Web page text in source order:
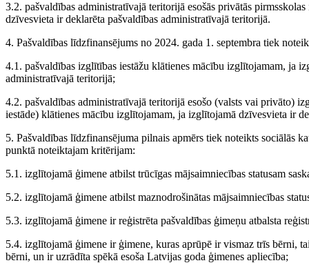
3.2. pašvaldības administratīvajā teritorijā esošās privātās
dzīvesvieta ir deklarēta pašvaldības administratīvajā teritorijā.
4. Pašvaldības līdzfinansējums no 2024. gada 1. septembra tiek
4.1. pašvaldības izglītības iestāžu klātienes mācību izglītojamam, ja
administratīvajā teritorijā;
4.2. pašvaldības administratīvajā teritorijā esošo (valsts vai privāto)
iestāde) klātienes mācību izglītojamam, ja izglītojamā dzīvesvieta ir
5. Pašvaldības līdzfinansējuma pilnais apmērs tiek noteikts sociālās
punktā noteiktajam kritērijam:
5.1. izglītojamā ģimene atbilst trūcīgas mājsaimniecības statusam
5.2. izglītojamā ģimene atbilst maznodrošinātas mājsaimniecības
5.3. izglītojamā ģimene ir reģistrēta pašvaldības ģimeņu atbalsta
5.4. izglītojamā ģimene ir ģimene, kuras aprūpē ir vismaz trīs bērni,
bērni, un ir uzrādīta spēkā esoša Latvijas goda ģimenes apliecība;